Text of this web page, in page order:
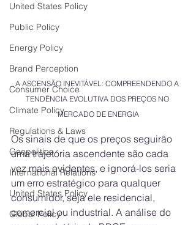
United States Policy
Public Policy
Energy Policy
Brand Perception
Consumer Choice
Climate Policy
Regulations & Laws
Geopolitics
International Relations
United States Policy
Global Policy
A ASCENSÃO INEVITÁVEL: COMPREENDENDO A
TENDÊNCIA EVOLUTIVA DOS PREÇOS NO
MERCADO DE ENERGIA
Os sinais de que os preços seguirão
uma trajetória ascendente são cada
vez mais evidentes, e ignorá-los seria
um erro estratégico para qualquer
consumidor, seja ele residencial,
comercial ou industrial. A análise do